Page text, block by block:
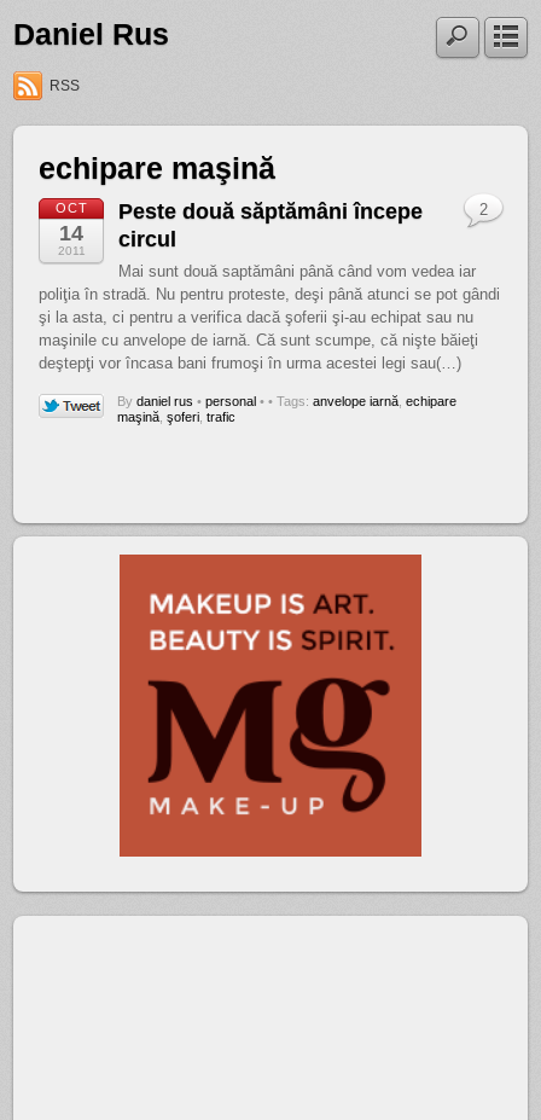
Daniel Rus
RSS
echipare maşină
OCT
14
2011
Peste două săptămâni începe
circul
Mai sunt două saptămâni până când vom vedea iar
poliţia în stradă. Nu pentru proteste, deşi până atunci se pot gândi
şi la asta, ci pentru a verifica dacă şoferii şi-au echipat sau nu
maşinile cu anvelope de iarnă. Că sunt scumpe, că nişte băieţi
deştepţi vor încasa bani frumoşi în urma acestei legi sau(…)
Bydaniel rus • personal •
2
• Tags:anvelope iarnă ,echipare
maşină ,şoferi ,trafic